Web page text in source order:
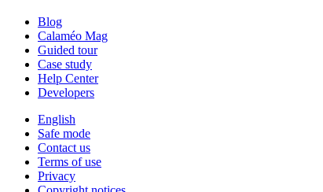
Blog
Calaméo Mag
Guided tour
Case study
Help Center
Developers
English
Safe mode
Contact us
Terms of use
Privacy